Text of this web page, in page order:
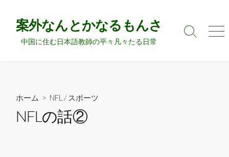
案外なんとかなるもんさ
中国に住む日本語教師の平々凡々たる日常
検
メ
ホーム > NFL / スポーツ
NFLの話②